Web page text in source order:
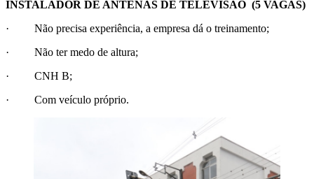
INSTALADOR DE ANTENAS DE TELEVISÃO (5 VAGAS)
· Não precisa experiência, a empresa dá o treinamento;
· Não ter medo de altura;
· CNH B;
· Com veículo próprio.